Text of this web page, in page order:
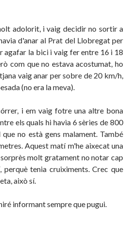
adolorit, i vaig decidir no sortir a
d'anar al Prat del Llobregat per
agafar la bici i vaig fer entre 16 i 18
com que no estava acostumat, ho
vaig anar per sobre de 20 km/h,
(no era la meva).
i em vaig fotre una altre bona
els quals hi havia 6 sèries de 800
no està gens malament. També
Aquest matí m'he aixecat una
molt gratament no notar cap
tenia cruiximents. Crec que
això sí.
informant sempre que pugui.